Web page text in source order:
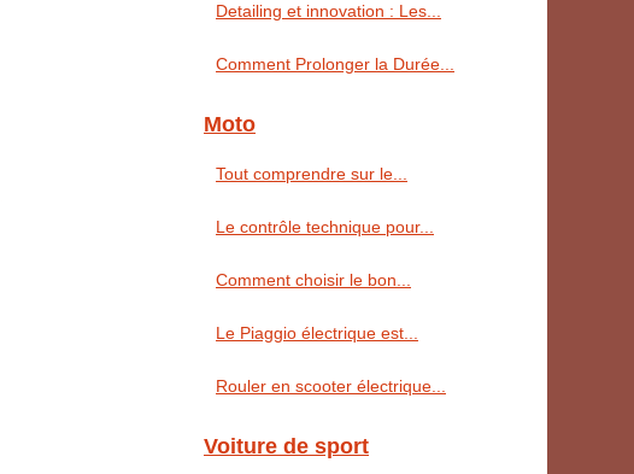
Detailing et innovation : Les...
Comment Prolonger la Durée...
Moto
Tout comprendre sur le...
Le contrôle technique pour...
Comment choisir le bon...
Le Piaggio électrique est...
Rouler en scooter électrique...
Voiture de sport